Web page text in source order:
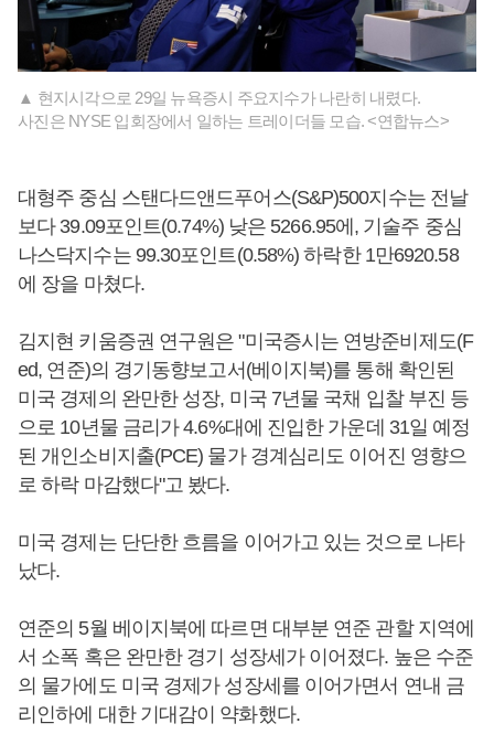
▲ 현지시각으로 29일 뉴욕증시 주요지수가 나란히 내렸다.
사진은 NYSE 입회장에서 일하는 트레이더들 모습. <연합뉴스>
대형주 중심 스탠다드앤드푸어스(S&P)500지수는 전날
보다 39.09포인트(0.74%) 낮은 5266.95에, 기술주 중심
나스닥지수는 99.30포인트(0.58%) 하락한 1만6920.58
에 장을 마쳤다.
김지현 키움증권 연구원은 "미국증시는 연방준비제도(F
ed, 연준)의 경기동향보고서(베이지북)를 통해 확인된
미국 경제의 완만한 성장, 미국 7년물 국채 입찰 부진 등
으로 10년물 금리가 4.6%대에 진입한 가운데 31일 예정
된 개인소비지출(PCE) 물가 경계심리도 이어진 영향으
로 하락 마감했다"고 봤다.
미국 경제는 단단한 흐름을 이어가고 있는 것으로 나타
났다.
연준의 5월 베이지북에 따르면 대부분 연준 관할 지역에
서 소폭 혹은 완만한 경기 성장세가 이어졌다. 높은 수준
의 물가에도 미국 경제가 성장세를 이어가면서 연내 금
리인하에 대한 기대감이 약화했다.